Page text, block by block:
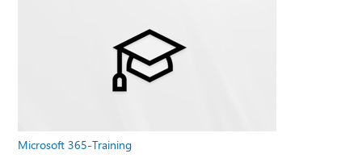
Microsoft 365-Training